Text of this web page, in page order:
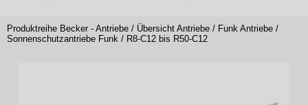
Produktreihe Becker - Antriebe / Übersicht Antriebe / Funk Antriebe /
Sonnenschutzantriebe Funk / R8-C12 bis R50-C12